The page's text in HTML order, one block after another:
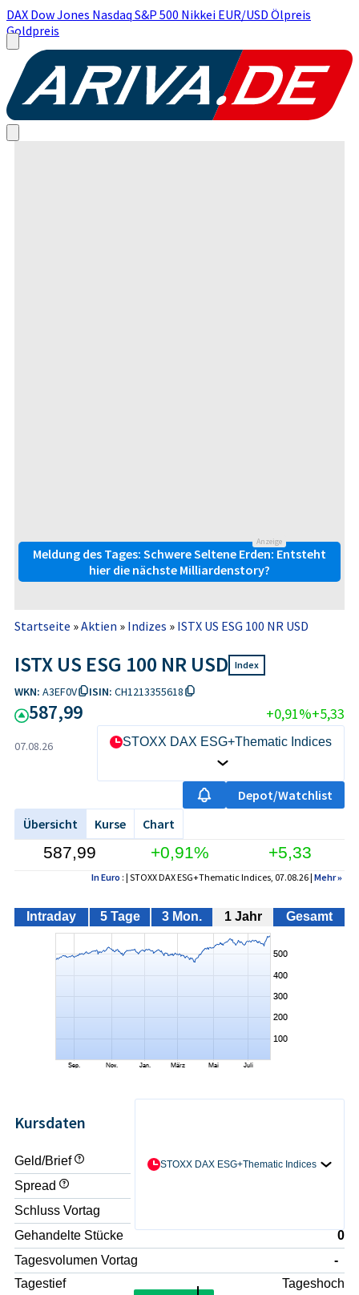
DAX Dow Jones Nasdaq S&P 500 Nikkei EUR/USD Ölpreis
Goldpreis
Anzeige
Meldung des Tages: Schwere Seltene Erden: Entsteht
hier die nächste Milliardenstory?
Startseite »Aktien » Indizes » ISTX US ESG 100 NR USD
ISTX US ESG 100 NR USD Index
WKN: A3EF0V ISIN: CH1213355618
587,99 +0,91%+5,33
07.08.26 STOXX DAX ESG+Thematic Indices
Depot/Watchlist
Übersicht
Kurse Chart
587,99 +0,91% +5,33
In Euro : | STOXX DAX ESG+Thematic Indices, 07.08.26 | Mehr»
Intraday 5 Tage 3 Mon. 1 Jahr Gesamt
Kursdaten
STOXX DAX ESG+Thematic Indices
Geld/Brief
- / -
Spread
Schluss Vortag
Gehandelte Stücke
0
Tagesvolumen Vortag
-
Tagestief
Tageshoch